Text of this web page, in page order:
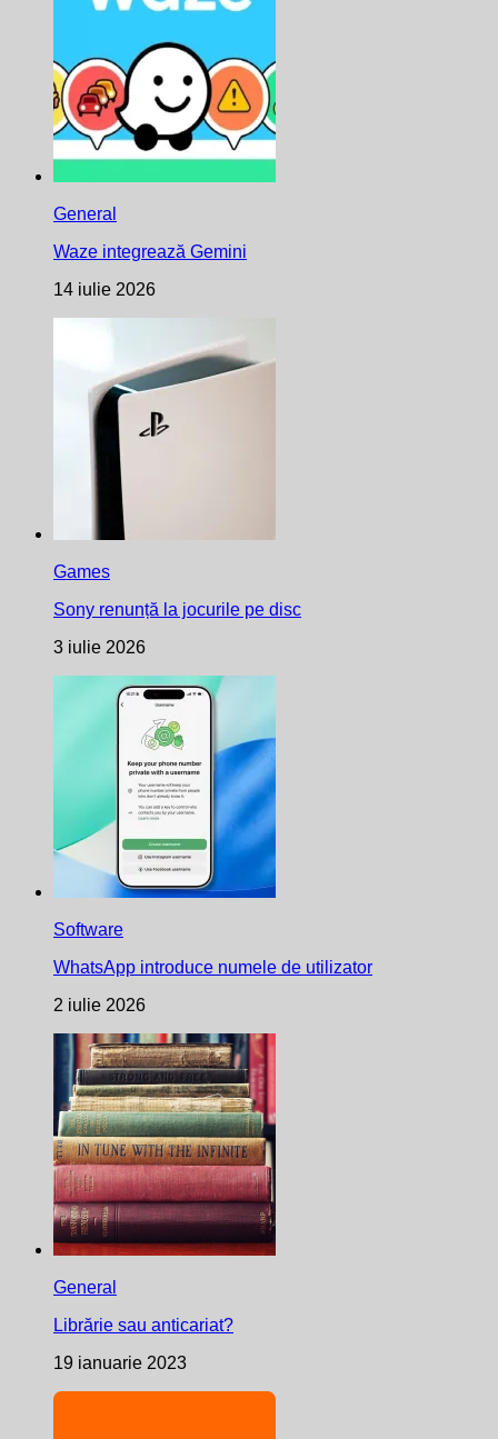
General
Waze integrează Gemini
14 iulie 2026
Games
Sony renunță la jocurile pe disc
3 iulie 2026
Software
WhatsApp introduce numele de utilizator
2 iulie 2026
General
Librărie sau anticariat?
19 ianuarie 2023